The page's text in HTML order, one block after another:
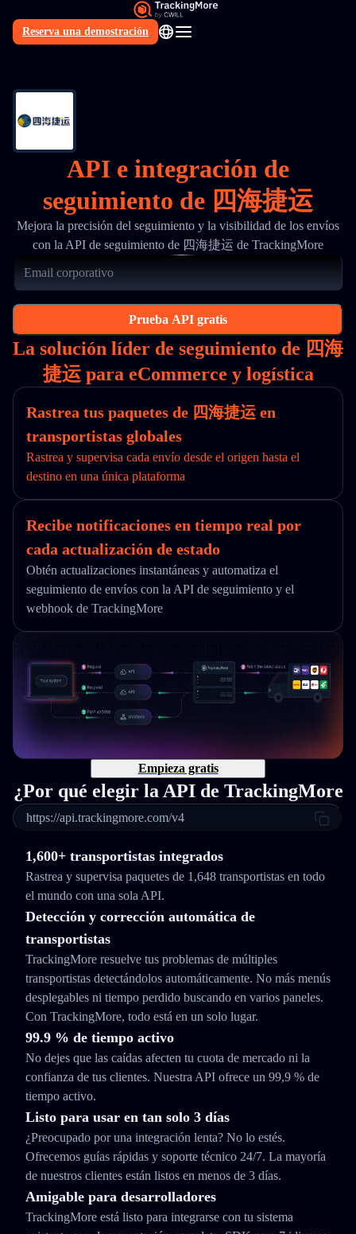
Reserva una demostración
ES
API e integración de
seguimiento de 四海捷运
Mejora la precisión del seguimiento y la visibilidad de los envíos
con la API de seguimiento de 四海捷运 de TrackingMore
Prueba API gratis
La solución líder de seguimiento de 四海
捷运 para eCommerce y logística
Rastrea tus paquetes de 四海捷运 en
transportistas globales
Rastrea y supervisa cada envío desde el origen hasta el
destino en una única plataforma
Recibe notificaciones en tiempo real por
cada actualización de estado
Obtén actualizaciones instantáneas y automatiza el
seguimiento de envíos con la API de seguimiento y el
webhook de TrackingMore
Empieza gratis
¿Por qué elegir la API de TrackingMore
https://api.trackingmore.com/v4
1,600+ transportistas integrados
Rastrea y supervisa paquetes de 1,648 transportistas en todo
el mundo con una sola API.
Detección y corrección automática de
transportistas
TrackingMore resuelve tus problemas de múltiples
transportistas detectándolos automáticamente. No más menús
desplegables ni tiempo perdido buscando en varios paneles.
Con TrackingMore, todo está en un solo lugar.
99.9 % de tiempo activo
No dejes que las caídas afecten tu cuota de mercado ni la
confianza de tus clientes. Nuestra API ofrece un 99,9 % de
tiempo activo.
Listo para usar en tan solo 3 días
¿Preocupado por una integración lenta? No lo estés.
Ofrecemos guías rápidas y soporte técnico 24/7. La mayoría
de nuestros clientes están listos en menos de 3 días.
Amigable para desarrolladores
TrackingMore está listo para integrarse con tu sistema